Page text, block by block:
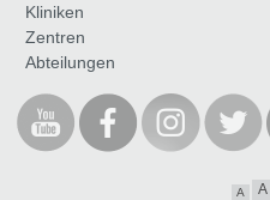
Kliniken
Zentren
Abteilungen
A A